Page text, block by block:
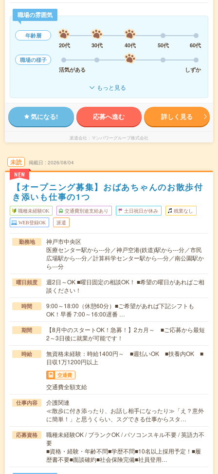
職場の雰囲気
年齢層
20代
30代 40代 50代
60代
職場の様子
活気がある
しずか
もっと見る
気になる! 応募へ進む 詳しく見る
派遣会社 マンパワーグループ株式会社
未読
NEW
掲載日 2026/08/04
【オープニング募集】おばあちゃんのお散歩付
き添いも仕事の1つ
職種未経験OK 交通費別途支給あり 土日祝日が休み 残業なし
WEB登録OK 派遣
勤務地
神戸市中央区
医療センター駅から---分／神戸空港(鉄道)駅から---分／市民
広場駅から---分／計算科学センター駅から---分／南公園駅か
ら---分
曜日頻度
週2日～OK ■曜日固定の相談OK！ ■希望の曜日があればご相
談ください！
時間
9:00～18:00（休憩60分）■ご希望があれば下記シフトも
OK！早番 7:00～16:00遅番 …
期間
【8月中のスタートOK！急募！】2カ月～ ■ご応募から最短
2～3日後に就業が可能です！
時給
無資格未経験：時給1400円～ ■週払いOK ■扶養内OK ■
日収1万1200円以上
交通費
交通費全額支給
仕事内容
介護関連
≪散歩に付き添ったり、お話し相手になったり≫「え？意外
に簡単！」と思うくらい、スグできる仕事からスタ…
応募資格
職種未経験OK / ブランクOK / パソコンスキル不要 / 英語力不
要
■資格・経験・年齢不問■学歴不問■10名以上採用予定！■履
歴書不要■面談確約■社会保険完備■社員登用…